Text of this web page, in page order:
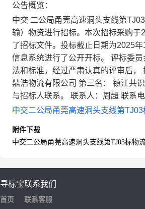
公告概览：
中交 二公局甬莞高速洞头支线第
输）物资进行招标。本次招标采购
了招标文件。投标截止日期为2025
信息系统进行了公开开标。 评标委
法和标准，经过严肃认真的评审后
鼎浩物流有限公司 第三名： 镇江共
与招标人联系。 联系人：周超 联系
中交二公局甬莞高速洞头支线第
附件下载
中交二公局甬莞高速洞头支线第TJ03标物
寻标宝
首页
联系我们
联系客服